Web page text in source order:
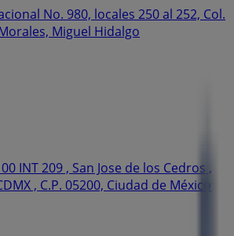
No. 980, locales 250 al 252, Col.
Miguel Hidalgo
INT 209 , San Jose de los Cedros ,
, C.P. 05200, Ciudad de México